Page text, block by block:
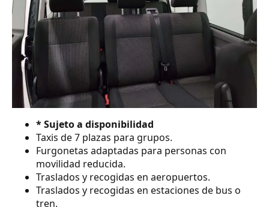
* Sujeto a disponibilidad
Taxis de 7 plazas para grupos.
Furgonetas adaptadas para personas con
movilidad reducida.
Traslados y recogidas en aeropuertos.
Traslados y recogidas en estaciones de bus o
tren.